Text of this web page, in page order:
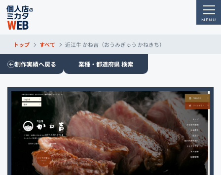
トップ すべて 近江牛 かね吉（おうみぎゅう かねきち）
制作実績へ戻る 業種・都道府県 検索